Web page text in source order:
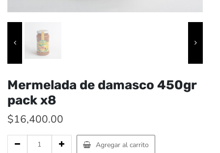
Mermelada de damasco 450gr
pack x8
$16,400.00
Agregar al carrito